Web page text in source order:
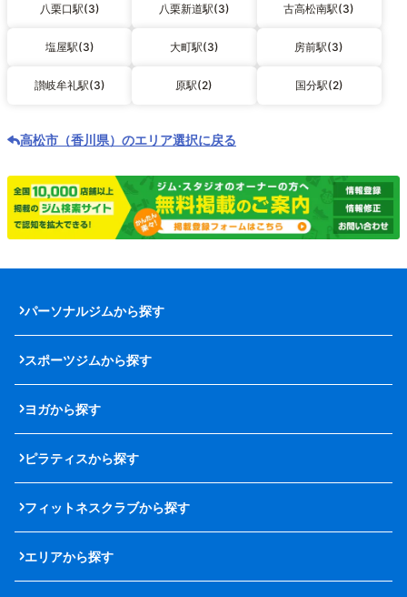
八栗口駅(3) 八栗新道駅(3) 古高松南駅(3)
塩屋駅(3) 大町駅(3) 房前駅(3)
讃岐牟礼駅(3) 原駅(2) 国分駅(2)
高松市（香川県）のエリア選択に戻る
パーソナルジムから探す
スポーツジムから探す
ヨガから探す
ピラティスから探す
フィットネスクラブから探す
エリアから探す